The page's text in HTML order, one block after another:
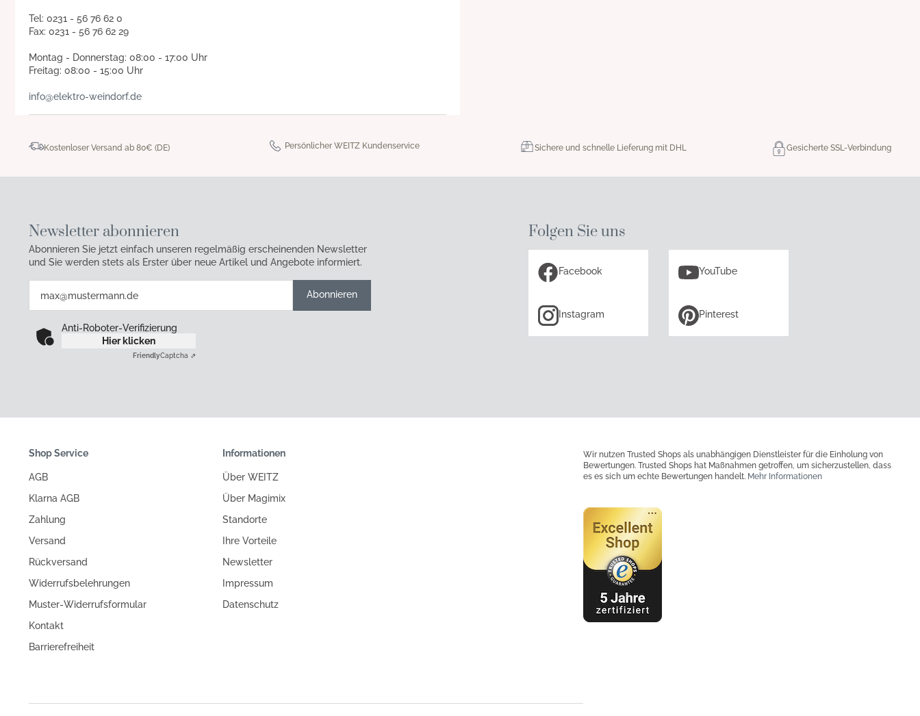
Tel: 0231 - 56 76 62 0
Fax: 0231 - 56 76 62 29
Montag - Donnerstag: 08:00 - 17:00 Uhr
Freitag: 08:00 - 15:00 Uhr
info@elektro-weindorf.de
Kostenloser Versand ab 80€ (DE) Persönlicher WEITZ Kundenservice Sichere und schnelle Lieferung mit DHL Gesicherte SSL-Verbindung
Newsletter abonnieren
Abonnieren Sie jetzt einfach unseren regelmäßig erscheinenden Newsletter
und Sie werden stets als Erster über neue Artikel und Angebote informiert.
Abonnieren
Anti-Roboter-Verifizierung
Hier klicken
FriendlyCaptcha ⇗
Folgen Sie uns
Facebook YouTube
Instagram Pinterest
Shop Service
AGB
Klarna AGB
Zahlung
Versand
Rückversand
Widerrufsbelehrungen
Muster-Widerrufsformular
Kontakt
Barrierefreiheit
Informationen
Über WEITZ
Über Magimix
Standorte
Ihre Vorteile
Newsletter
Impressum
Datenschutz
Wir nutzen Trusted Shops als unabhängigen Dienstleister für die Einholung von
Bewertungen. Trusted Shops hat Maßnahmen getroffen, um sicherzustellen, dass
es es sich um echte Bewertungen handelt. Mehr Informationen